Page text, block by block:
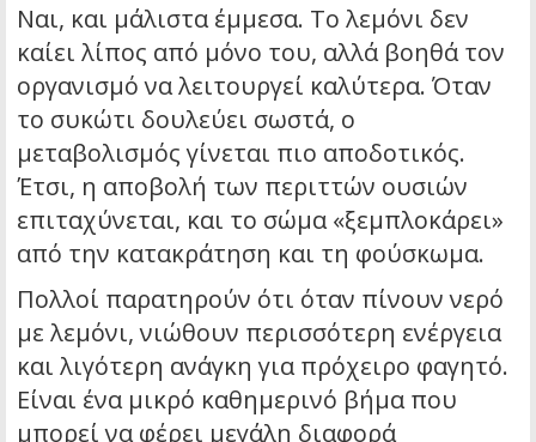
Ναι, και μάλιστα έμμεσα. Το λεμόνι δεν
καίει λίπος από μόνο του, αλλά βοηθά τον
οργανισμό να λειτουργεί καλύτερα. Όταν
το συκώτι δουλεύει σωστά, ο
μεταβολισμός γίνεται πιο αποδοτικός.
Έτσι, η αποβολή των περιττών ουσιών
επιταχύνεται, και το σώμα «ξεμπλοκάρει»
από την κατακράτηση και τη φούσκωμα.
Πολλοί παρατηρούν ότι όταν πίνουν νερό
με λεμόνι, νιώθουν περισσότερη ενέργεια
και λιγότερη ανάγκη για πρόχειρο φαγητό.
Είναι ένα μικρό καθημερινό βήμα που
μπορεί να φέρει μεγάλη διαφορά